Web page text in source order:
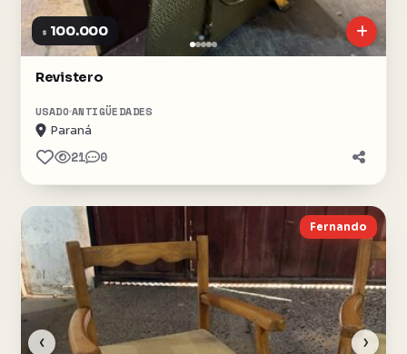
$ 100.000
Revistero
USADO ANTIGÜEDADES
Paraná
21 0
‹ ›
Fernando